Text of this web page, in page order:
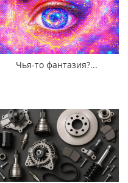
Чья-то фантазия?...